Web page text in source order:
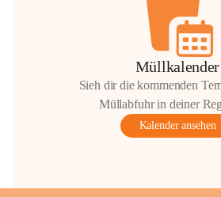
Müllkalender
Sieh dir die kommenden
Müllabfuhr in deiner
Kalender ansehen